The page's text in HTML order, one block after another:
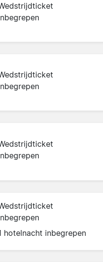
hotelnacht inbegrepen